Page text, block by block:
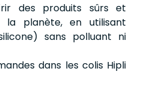
des produits sûrs et
planète, en utilisant
sans polluant ni
dans les colis Hipli